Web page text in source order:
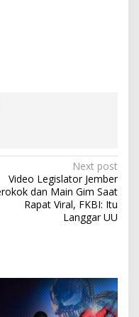
Next post
Video Legislator Jember
dan Main Gim Saat
Rapat Viral, FKBI: Itu
Langgar UU